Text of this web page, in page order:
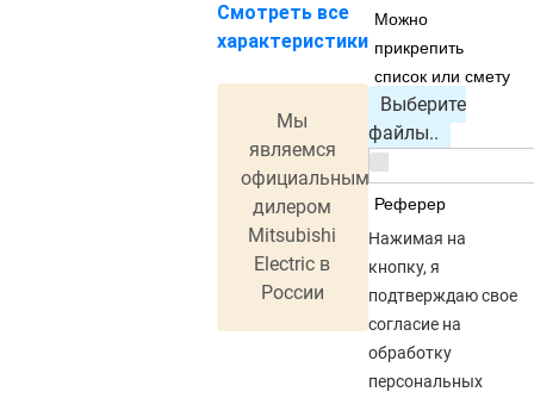
Можно
прикрепить
список или смету
Выберите
файлы..
Реферер
Нажимая на
кнопку, я
подтверждаю свое
согласие на
обработку
персональных
Смотреть все
характеристики
Мы
являемся
официальным
дилером
Mitsubishi
Electric в
России